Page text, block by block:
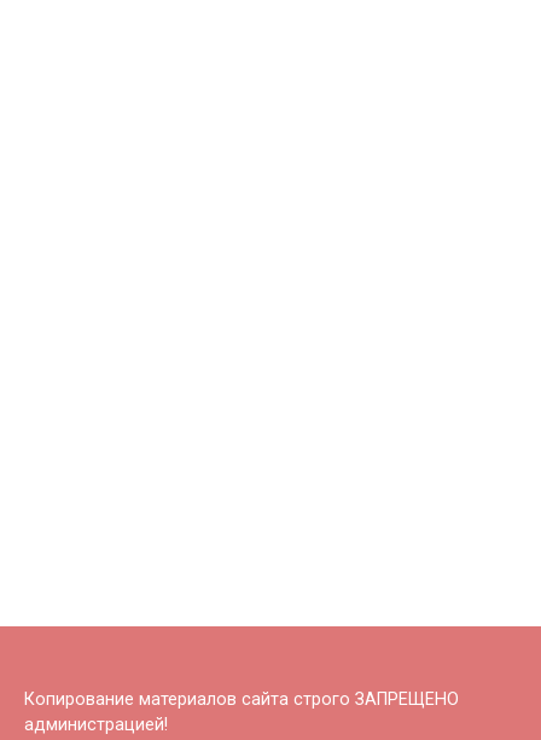
Копирование материалов сайта строго ЗАПРЕЩЕНО
администрацией!